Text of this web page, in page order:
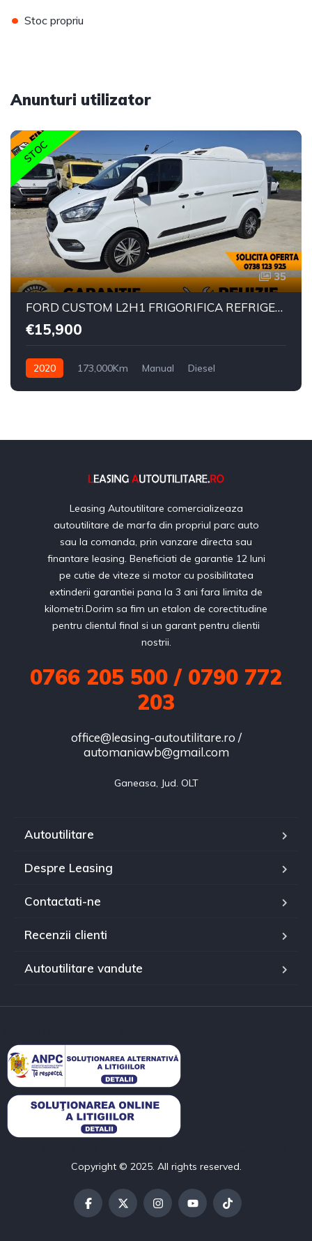
• Stoc propriu
Anunturi utilizator
STOC
35
FORD CUSTOM L2H1 FRIGORIFICA REFRIGERARE/CONGELARE
€15,900
2020 173,000Km Manual Diesel
Leasing Autoutilitare comercializeaza
autoutilitare de marfa din propriul parc auto
sau la comanda, prin vanzare directa sau
finantare leasing. Beneficiati de garantie 12 luni
pe cutie de viteze si motor cu posibilitatea
extinderii garantiei pana la 3 ani fara limita de
kilometri.Dorim sa fim un etalon de corectitudine
pentru clientul final si un garant pentru clientii
nostrii.
0766 205 500 / 0790 772
203
office@leasing-autoutilitare.ro /
automaniawb@gmail.com
Ganeasa, Jud. OLT
Autoutilitare
Despre Leasing
Contactati-ne
Recenzii clienti
Autoutilitare vandute
Copyright © 2025. All rights reserved.